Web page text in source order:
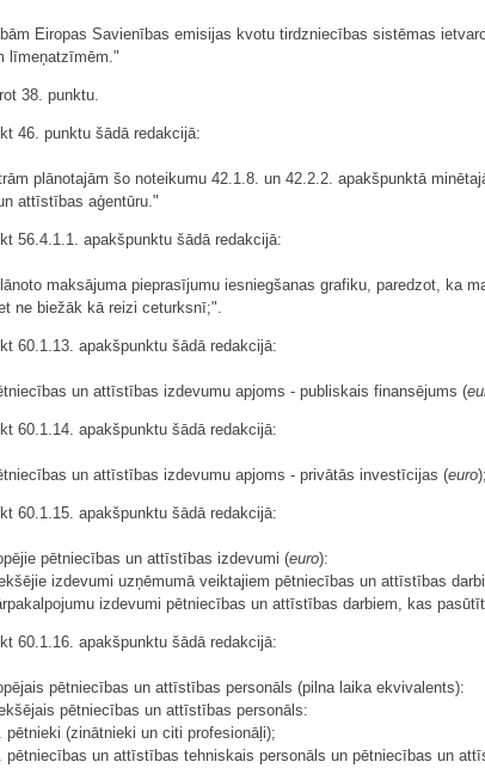
Eiropas Savienības emisijas kvotu tirdzniecības sistēmas
līmeņatzīmēm."
38. punktu.
46. punktu šādā redakcijā:
plānotajām šo noteikumu 42.1.8. un 42.2.2. apakšpunktā
attīstības aģentūru."
56.4.1.1. apakšpunktu šādā redakcijā:
maksājuma pieprasījumu iesniegšanas grafiku, paredzot, ka
ne biežāk kā reizi ceturksnī;".
60.1.13. apakšpunktu šādā redakcijā:
un attīstības izdevumu apjoms - publiskais finansējums (
60.1.14. apakšpunktu šādā redakcijā:
un attīstības izdevumu apjoms - privātās investīcijas (euro
60.1.15. apakšpunktu šādā redakcijā:
pētniecības un attīstības izdevumi (euro):
izdevumi uzņēmumā veiktajiem pētniecības un attīstības
izdevumi pētniecības un attīstības darbiem, kas
60.1.16. apakšpunktu šādā redakcijā:
pētniecības un attīstības personāls (pilna laika ekvivalents):
pētniecības un attīstības personāls:
pētnieki (zinātnieki un citi profesionāļi);
pētniecības un attīstības tehniskais personāls un pētniecības un